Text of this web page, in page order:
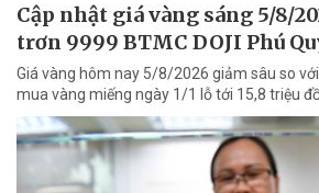
Cập nhật giá vàng sáng 5/8/
trơn 9999 BTMC DOJI Phú
Giá vàng hôm nay 5/8/2026 giảm sâu so
mua vàng miếng ngày 1/1 lỗ tới 15,8 triệu